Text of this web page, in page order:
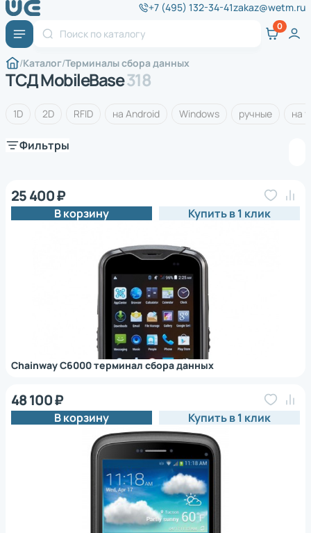
+7 (495) 132-34-41zakaz@wetm.ru
Каталог Терминалы сбора данных
ТСД MobileBase318
1D 2D RFID на Android Windows ручные на
Фильтры
Chainway C6000 терминал сбора данных
25 400 ₽
В корзину Купить в 1 клик
48 100 ₽
В корзину Купить в 1 клик